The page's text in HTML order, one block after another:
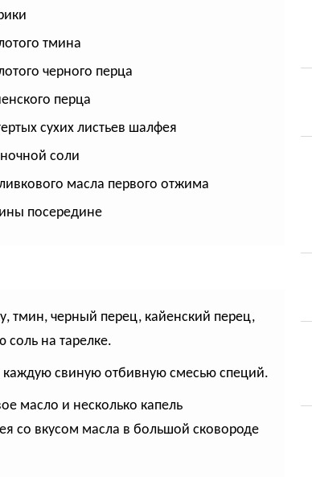
тмина
черного перца
перца
сухих листьев шалфея
соли
масла первого отжима
посередине
тмин, черный перец, кайенский перец,
на тарелке.
свиную отбивную смесью специй.
масло и несколько капель
со вкусом масла в большой сковороде